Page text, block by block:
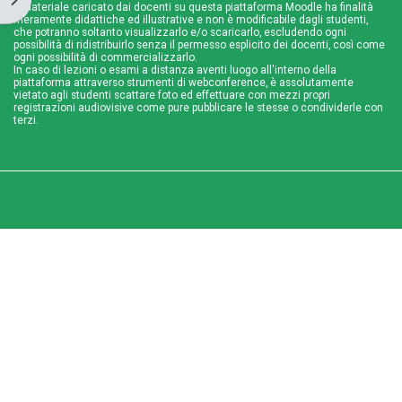
Il materiale caricato dai docenti su questa piattaforma Moodle ha finalità
meramente didattiche ed illustrative e non è modificabile dagli studenti,
che potranno soltanto visualizzarlo e/o scaricarlo, escludendo ogni
possibilità di ridistribuirlo senza il permesso esplicito dei docenti, così come
ogni possibilità di commercializzarlo.
In caso di lezioni o esami a distanza aventi luogo all'interno della
piattaforma attraverso strumenti di webconference, è assolutamente
vietato agli studenti scattare foto ed effettuare con mezzi propri
registrazioni audiovisive come pure pubblicare le stesse o condividerle con
terzi.